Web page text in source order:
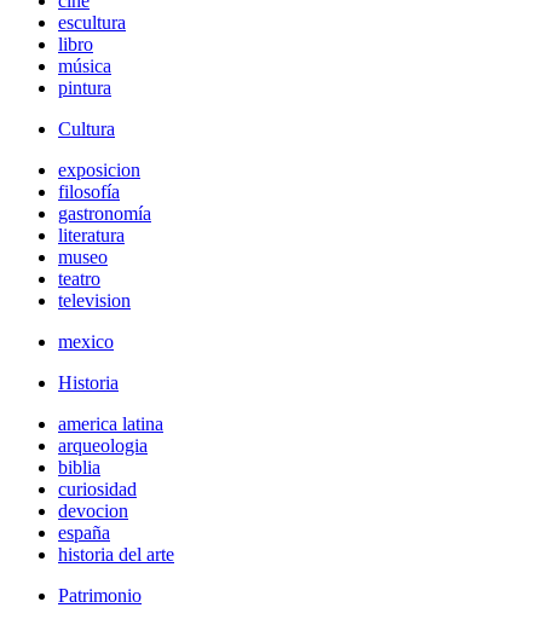
escultura
libro
música
pintura
Cultura
exposicion
filosofía
gastronomía
literatura
museo
teatro
television
mexico
Historia
america latina
arqueologia
biblia
curiosidad
devocion
españa
historia del arte
Patrimonio